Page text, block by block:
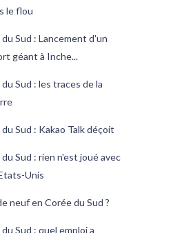
le flou
Sud : Lancement d'un
géant à Inche...
Sud : les traces de la
Sud : Kakao Talk déçoit
Sud : rien n'est joué avec
Unis
neuf en Corée du Sud ?
Sud : quel emploi a